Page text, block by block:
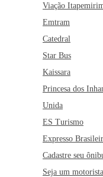
Viação
Emtram
Catedral
Star Bus
Kaissara
Princesa dos
Unida
ES Turismo
Expresso
Cadastre seu
Seja um